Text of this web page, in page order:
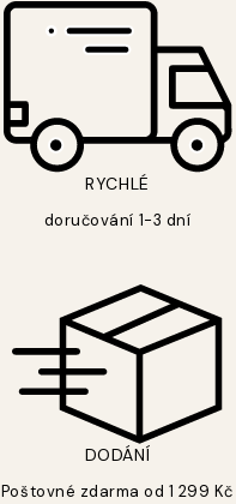
RYCHLÉ
doručování 1-3 dní
DODÁNÍ
Poštovné zdarma od 1 299 Kč